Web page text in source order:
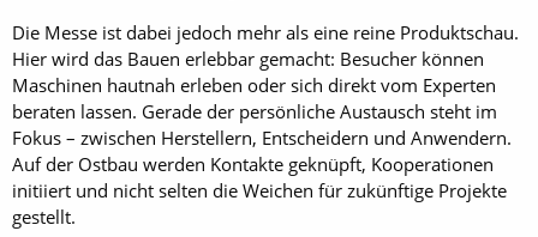
Die Messe ist dabei jedoch mehr als eine reine Produktschau.
Hier wird das Bauen erlebbar gemacht: Besucher können
Maschinen hautnah erleben oder sich direkt vom Experten
beraten lassen. Gerade der persönliche Austausch steht im
Fokus – zwischen Herstellern, Entscheidern und Anwendern.
Auf der Ostbau werden Kontakte geknüpft, Kooperationen
initiiert und nicht selten die Weichen für zukünftige Projekte
gestellt.